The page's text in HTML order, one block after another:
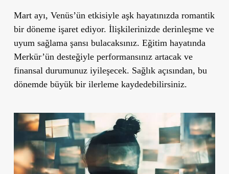
Mart ayı, Venüs’ün etkisiyle aşk hayatınızda romantik
bir döneme işaret ediyor. İlişkilerinizde derinleşme ve
uyum sağlama şansı bulacaksınız. Eğitim hayatında
Merkür’ün desteğiyle performansınız artacak ve
finansal durumunuz iyileşecek. Sağlık açısından, bu
dönemde büyük bir ilerleme kaydedebilirsiniz.